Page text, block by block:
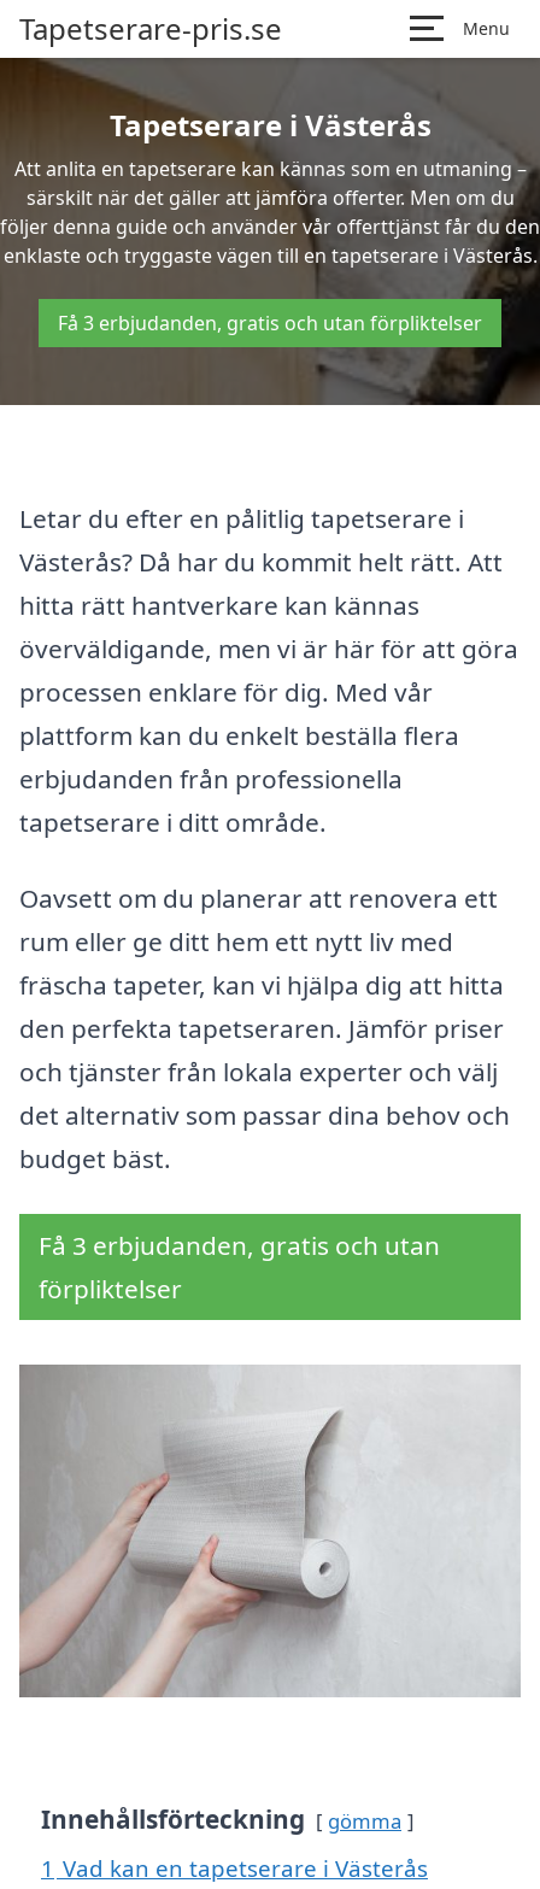
Tapetserare-pris.se Menu
Tapetserare i Västerås
Att anlita en tapetserare kan kännas som en utmaning –
särskilt när det gäller att jämföra offerter. Men om du
följer denna guide och använder vår offerttjänst får du den
enklaste och tryggaste vägen till en tapetserare i Västerås.
Få 3 erbjudanden, gratis och utan förpliktelser
Letar du efter en pålitlig tapetserare i
Västerås? Då har du kommit helt rätt. Att
hitta rätt hantverkare kan kännas
överväldigande, men vi är här för att göra
processen enklare för dig. Med vår
plattform kan du enkelt beställa flera
erbjudanden från professionella
tapetserare i ditt område.
Oavsett om du planerar att renovera ett
rum eller ge ditt hem ett nytt liv med
fräscha tapeter, kan vi hjälpa dig att hitta
den perfekta tapetseraren. Jämför priser
och tjänster från lokala experter och välj
det alternativ som passar dina behov och
budget bäst.
Få 3 erbjudanden, gratis och utan
förpliktelser
Innehållsförteckning gömma
1 Vad kan en tapetserare i Västerås